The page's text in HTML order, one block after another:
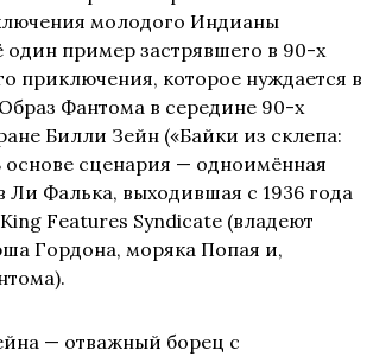
молодого Индианы
пример застрявшего в 90-х
приключения, которое нуждается в
Фантома в середине 90-х
Билли Зейн («Байки из склепа:
основе сценария — одноимённая
Ли Фалька, выходившая с 1936 года
Features Syndicate (владеют
Гордона, моряка Попая и,
— отважный борец с